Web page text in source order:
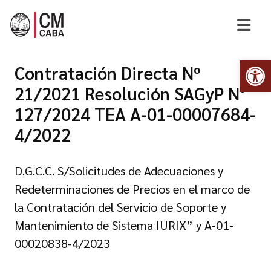
Contratación Directa Nº
21/2021 Resolución SAGyP N°
127/2024 TEA A-01-00007684-
4/2022
D.G.C.C. S/Solicitudes de Adecuaciones y
Redeterminaciones de Precios en el marco de
la Contratación del Servicio de Soporte y
Mantenimiento de Sistema IURIX” y A-01-
00020838-4/2023